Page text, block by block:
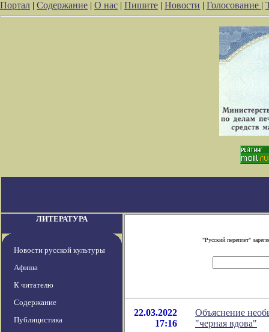
Портал | Содержание | О нас | Пишите | Новости | Голосование |
ЛИТЕРАТУРА
Новости русской культуры
Афиша
К читателю
Содержание
Публицистика
"Русский переплет"
22.03.2022
17:16
Объяснение
"черная вдова"